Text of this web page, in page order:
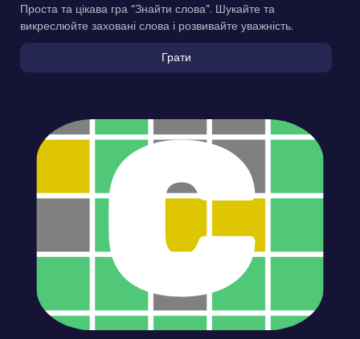
Проста та цікава гра “Знайти слова”. Шукайте та
викреслюйте заховані слова і розвивайте уважність.
Грати